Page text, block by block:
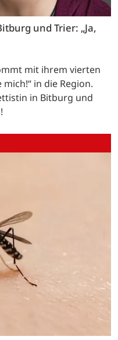
und Trier: „Ja,
mit ihrem vierten
in die Region.
in Bitburg und